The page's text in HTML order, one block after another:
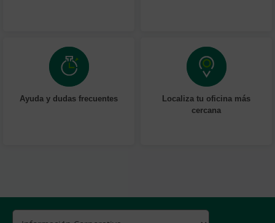
Ayuda y dudas frecuentes
Localiza tu oficina más
cercana